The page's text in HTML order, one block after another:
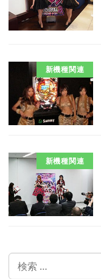
新機種関連
新機種関連
索